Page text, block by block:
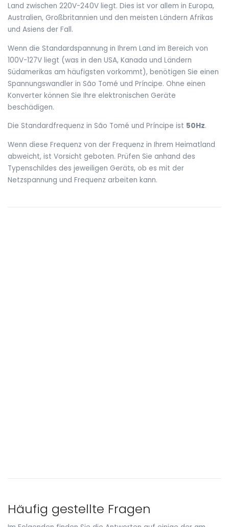
Land zwischen 220V-240V liegt. Dies ist vor allem in Europa,
Australien, Großbritannien und den meisten Ländern Afrikas
und Asiens der Fall.
Wenn die Standardspannung in Ihrem Land im Bereich von
100V-127V liegt (was in den USA, Kanada und Ländern
Südamerikas am häufigsten vorkommt), benötigen Sie einen
Spannungswandler in São Tomé und Príncipe. Ohne einen
Konverter können Sie Ihre elektronischen Geräte
beschädigen.
Die Standardfrequenz in São Tomé und Príncipe ist 50Hz.
Wenn diese Frequenz von der Frequenz in Ihrem Heimatland
abweicht, ist Vorsicht geboten. Prüfen Sie anhand des
Typenschildes des jeweiligen Geräts, ob es mit der
Netzspannung und Frequenz arbeiten kann.
Häufig gestellte Fragen